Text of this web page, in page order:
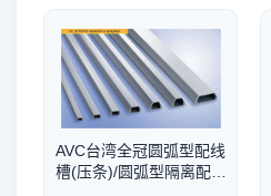
AVC台湾全冠圆弧型配线
槽(压条)/圆弧型隔离配线